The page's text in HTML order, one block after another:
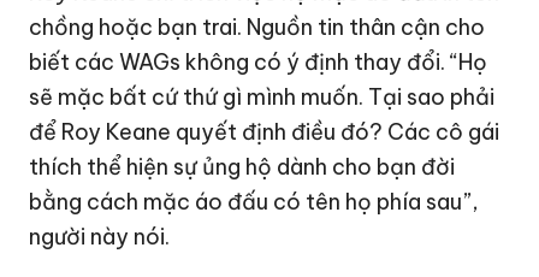
chồng hoặc bạn trai. Nguồn tin thân cận cho
biết các WAGs không có ý định thay đổi. “Họ
sẽ mặc bất cứ thứ gì mình muốn. Tại sao phải
để Roy Keane quyết định điều đó? Các cô gái
thích thể hiện sự ủng hộ dành cho bạn đời
bằng cách mặc áo đấu có tên họ phía sau”,
người này nói.